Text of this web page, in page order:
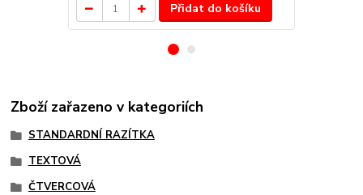
Přidat do košíku
Zboží zařazeno v kategoriích
STANDARDNÍ RAZÍTKA
TEXTOVÁ
ČTVERCOVÁ